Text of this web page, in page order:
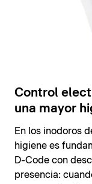
Control
una mayor
En los inodoros
higiene es
D-Code con
presencia: